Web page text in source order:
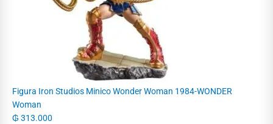
Figura Iron Studios Minico Wonder Woman 1984-WONDER
Woman
₲ 313.000